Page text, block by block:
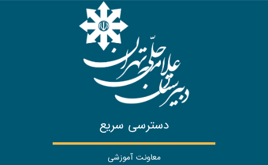
دسترسی سریع
معاونت آموزشی